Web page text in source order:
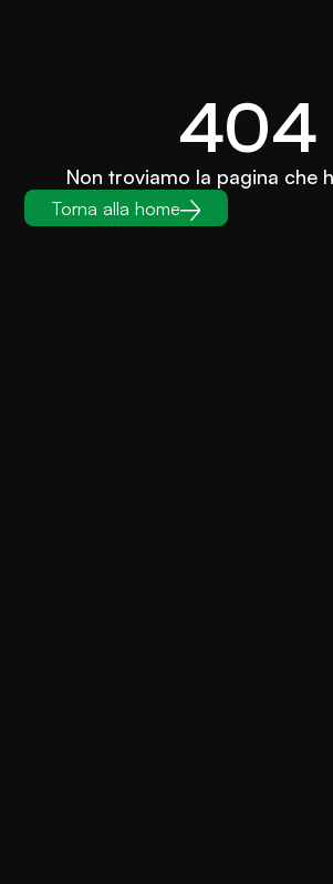
404
Non troviamo la pagina che
Torna alla home